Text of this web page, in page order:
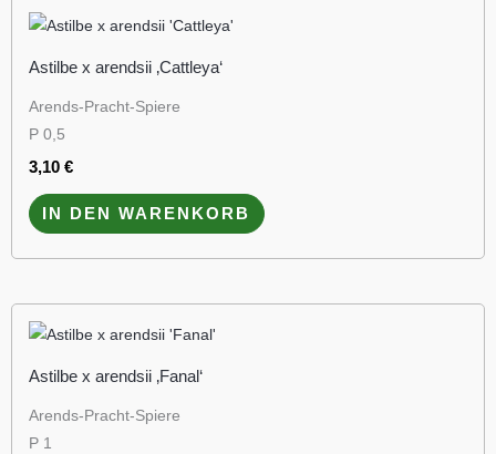
Astilbe x arendsii ‚Cattleya‘
Arends-Pracht-Spiere
P 0,5
3,10 €
IN DEN WARENKORB
Astilbe x arendsii ‚Fanal‘
Arends-Pracht-Spiere
P 1